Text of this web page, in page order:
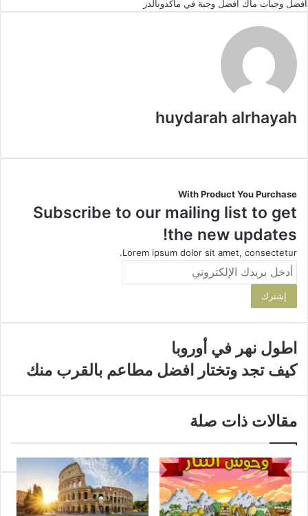
افضل وجبات ماك افضل وجبة في ماكدونالدز
huydarah alrhayah
With Product You Purchase
Subscribe to our mailing list to get
the new updates!
Lorem ipsum dolor sit amet, consectetur.
أدخل
بريدك
الإلكتروني
اطول نهر في أوروبا
كيف تجد وتختار افضل مطاعم بالقرب منك
مقالات ذات صلة